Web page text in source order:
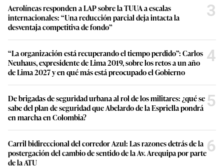
Aerolíneas responden a LAP sobre la TUUA a escalas
internacionales: “Una reducción parcial deja intacta la
desventaja competitiva de fondo”
3
“La organización está recuperando el tiempo perdido”: Carlos
Neuhaus, expresidente de Lima 2019, sobre los retos a un año
de Lima 2027 y en qué más está preocupado el Gobierno
4
De brigadas de seguridad urbana al rol de los militares: ¿qué se
sabe del plan de seguridad que Abelardo de la Espriella pondrá
en marcha en Colombia?
5
Carril bidireccional del corredor Azul: Las razones detrás de la
postergación del cambio de sentido de la Av. Arequipa por parte
de la ATU
6